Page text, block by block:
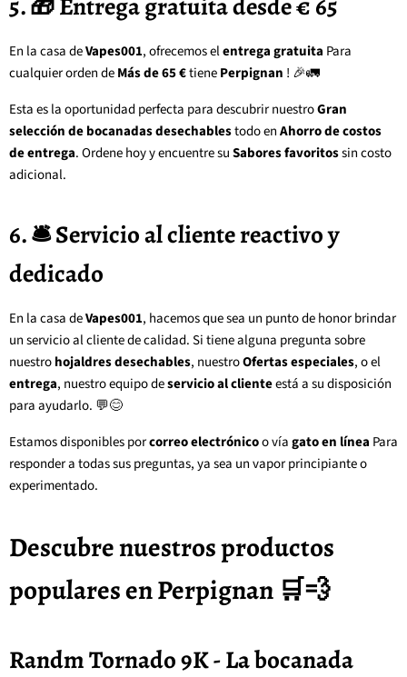
En la casa deVapes001, ofrecemos elentrega gratuita Para
cualquier orden deMás de 65 €tienePerpignan ! 🎉🚛
Esta es la oportunidad perfecta para descubrir nuestroGran
selección de bocanadas desechablestodo enAhorro de costos
de entrega. Ordene hoy y encuentre suSabores favoritossin costo
adicional.
6. 🛎️ Servicio al cliente reactivo y
dedicado
En la casa deVapes001, hacemos que sea un punto de honor brindar
un servicio al cliente de calidad. Si tiene alguna pregunta sobre
nuestrohojaldres desechables, nuestroOfertas especiales, o el
entrega, nuestro equipo deservicio al clienteestá a su disposición
para ayudarlo. 💬😊
Estamos disponibles porcorreo electrónicoo víagato en línea Para
responder a todas sus preguntas, ya sea un vapor principiante o
experimentado.
Descubre nuestros productos
populares en Perpignan 🛒💨
Randm Tornado 9K - La bocanada